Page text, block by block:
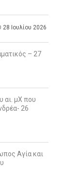
28 Ιουλίου 2026
– 27
αι. μΧ που
26
Αγία και